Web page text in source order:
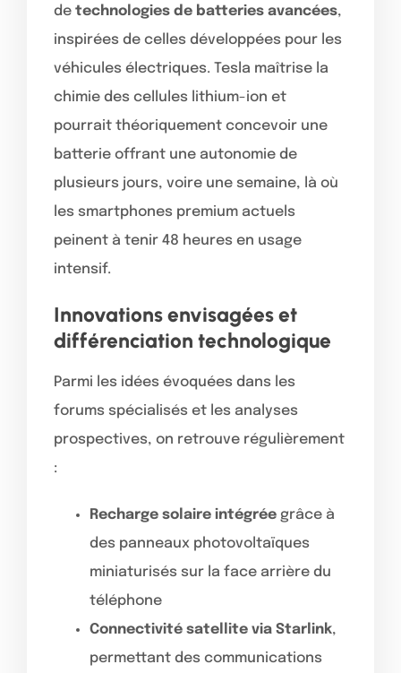
de technologies de batteries avancées,
inspirées de celles développées pour les
véhicules électriques. Tesla maîtrise la
chimie des cellules lithium-ion et
pourrait théoriquement concevoir une
batterie offrant une autonomie de
plusieurs jours, voire une semaine, là où
les smartphones premium actuels
peinent à tenir 48 heures en usage
intensif.
Innovations envisagées et
différenciation technologique
Parmi les idées évoquées dans les
forums spécialisés et les analyses
prospectives, on retrouve régulièrement
:
Recharge solaire intégrée grâce à
des panneaux photovoltaïques
miniaturisés sur la face arrière du
téléphone
Connectivité satellite via Starlink,
permettant des communications